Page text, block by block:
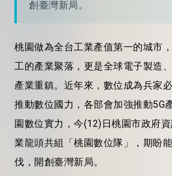
創臺灣新局。
桃園做為全台工業產值第一的城市
工的產業聚落，更是全球電子製造
產業重鎮。近年來，數位成為兵家
推動數位國力，各部會加強推動5G
園數位實力，今(12)日桃園市政府
業龍頭共組「桃園數位隊」，期盼
伐，開創臺灣新局。